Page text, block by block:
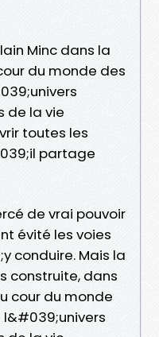
Minc dans la
du monde des
de la vie
toutes les
partage
de vrai pouvoir
évité les voies
conduire. Mais la
construite, dans
cour du monde
l&#039;univers